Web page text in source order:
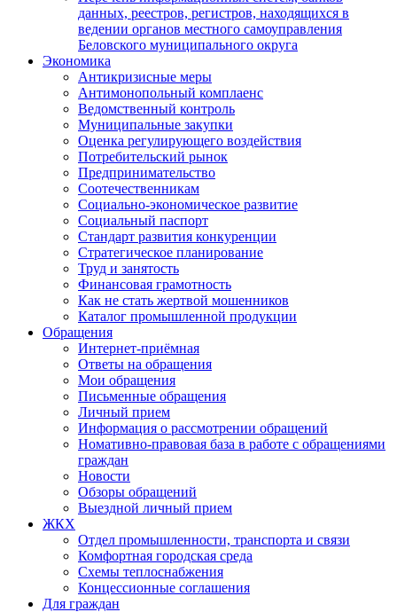
данных, реестров, регистров, находящихся в
ведении органов местного самоуправления
Беловского муниципального округа
Экономика
Антикризисные меры
Антимонопольный комплаенс
Ведомственный контроль
Муниципальные закупки
Оценка регулирующего воздействия
Потребительский рынок
Предпринимательство
Соотечественникам
Социально-экономическое развитие
Социальный паспорт
Стандарт развития конкуренции
Стратегическое планирование
Труд и занятость
Финансовая грамотность
Как не стать жертвой мошенников
Каталог промышленной продукции
Обращения
Интернет-приёмная
Ответы на обращения
Мои обращения
Письменные обращения
Личный прием
Информация о рассмотрении обращений
Номативно-правовая база в работе с обращениями
граждан
Новости
Обзоры обращений
Выездной личный прием
ЖКХ
Отдел промышленности, транспорта и связи
Комфортная городская среда
Схемы теплоснабжения
Концессионные соглашения
Для граждан